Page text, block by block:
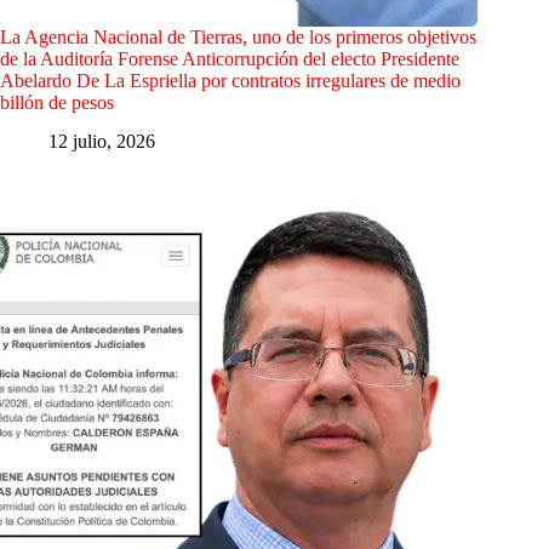
La Agencia Nacional de Tierras, uno de los primeros objetivos
de la Auditoría Forense Anticorrupción del electo Presidente
Abelardo De La Espriella por contratos irregulares de medio
billón de pesos
12 julio, 2026